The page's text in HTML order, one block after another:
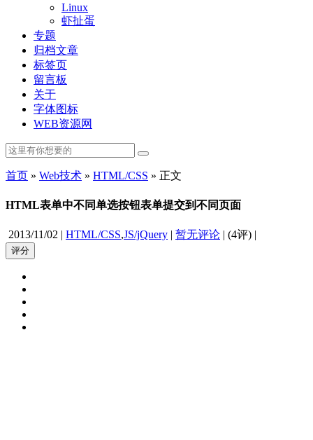
Linux
虾扯蛋
专题
归档文章
标签页
留言板
关于
字体图标
WEB资源网
首页 » Web技术 » HTML/CSS » 正文
HTML表单中不同单选按钮表单提交到不同页面
2013/11/02 | HTML/CSS,JS/jQuery | 暂无评论 | (4评) |
评分